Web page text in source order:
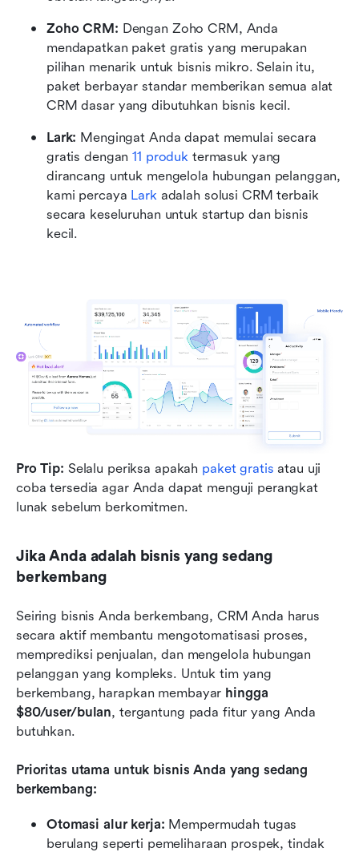
Zoho CRM: Dengan Zoho CRM, Anda
mendapatkan paket gratis yang merupakan
pilihan menarik untuk bisnis mikro. Selain itu,
paket berbayar standar memberikan semua alat
CRM dasar yang dibutuhkan bisnis kecil.
Lark: Mengingat Anda dapat memulai secara
gratis dengan 11 produk termasuk yang
dirancang untuk mengelola hubungan pelanggan,
kami percaya Lark adalah solusi CRM terbaik
secara keseluruhan untuk startup dan bisnis
kecil.
Pro Tip: Selalu periksa apakah paket gratis atau uji
coba tersedia agar Anda dapat menguji perangkat
lunak sebelum berkomitmen.
Jika Anda adalah bisnis yang sedang
berkembang
Seiring bisnis Anda berkembang, CRM Anda harus
secara aktif membantu mengotomatisasi proses,
memprediksi penjualan, dan mengelola hubungan
pelanggan yang kompleks. Untuk tim yang
berkembang, harapkan membayar hingga
$80/user/bulan, tergantung pada fitur yang Anda
butuhkan.
Prioritas utama untuk bisnis Anda yang sedang
berkembang:
Otomasi alur kerja: Mempermudah tugas
berulang seperti pemeliharaan prospek, tindak